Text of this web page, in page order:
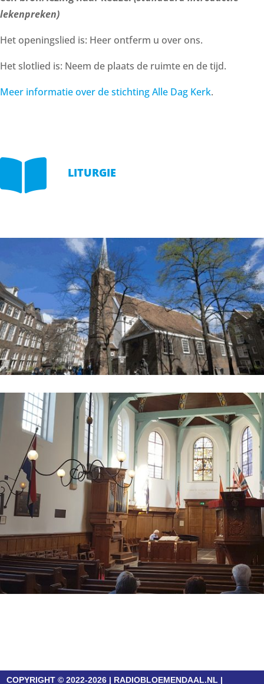
lekenpreken)
Het openingslied is: Heer ontferm u over ons.
Het slotlied is: Neem de plaats de ruimte en de tijd.
Meer informatie over de stichting Alle Dag Kerk.
 LITURGIE
COPYRIGHT © 2022-2026 | RADIOBLOEMENDAAL.NL |